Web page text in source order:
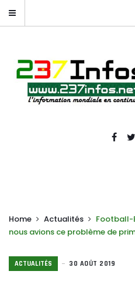
Home Actualités
Football-
nous avions ce problème de
ACTUALITÉS 30 AOÛT 2019